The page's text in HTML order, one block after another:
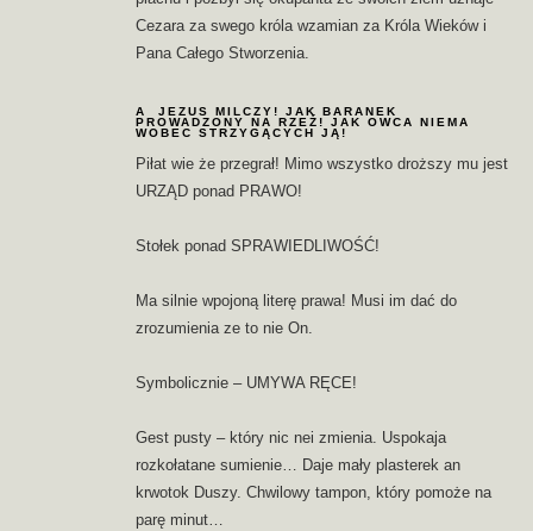
Cezara za swego króla wzamian za Króla Wieków i
Pana Całego Stworzenia.
A JEZUS MILCZY! JAK BARANEK
PROWADZONY NA RZEŹ! JAK OWCA NIEMA
WOBEC STRZYGĄCYCH JĄ!
Piłat wie że przegrał! Mimo wszystko droższy mu jest
URZĄD ponad PRAWO!
Stołek ponad SPRAWIEDLIWOŚĆ!
Ma silnie wpojoną literę prawa! Musi im dać do
zrozumienia ze to nie On.
Symbolicznie – UMYWA RĘCE!
Gest pusty – który nic nei zmienia. Uspokaja
rozkołatane sumienie… Daje mały plasterek an
krwotok Duszy. Chwilowy tampon, który pomoże na
parę minut…